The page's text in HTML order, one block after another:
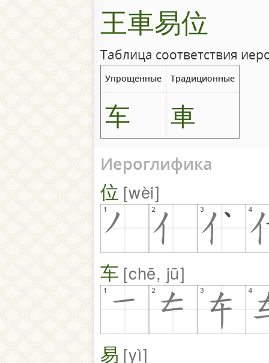
王車易位
Таблица соответствия
Упрощенные Традиционные
车 車
Иероглифика
位 wèi
车 chē, jū
易 yì